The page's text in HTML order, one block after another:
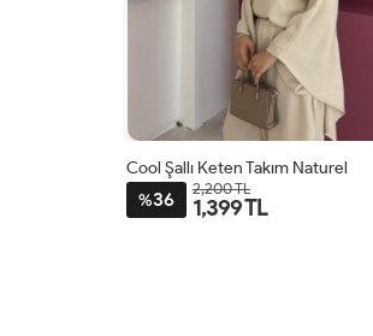
Cool Şallı Keten Takım Naturel
%36 2,200 TL
1,399 TL